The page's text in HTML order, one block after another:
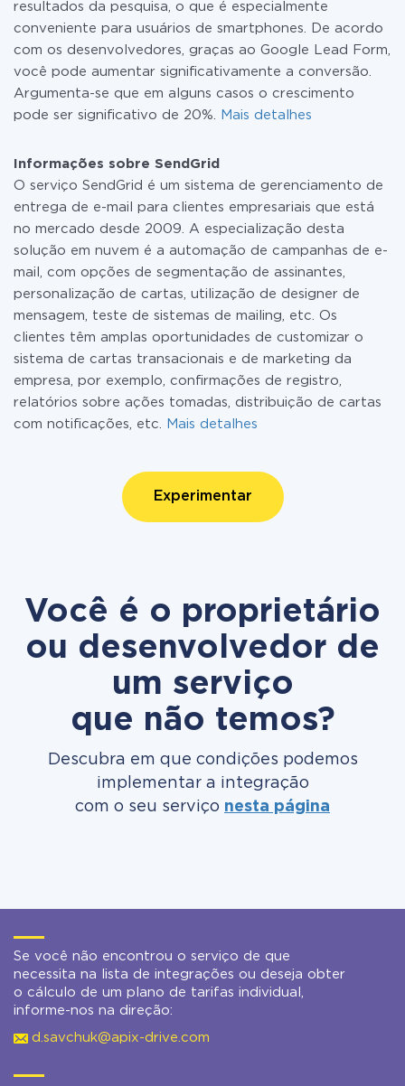
resultados da pesquisa, o que é especialmente
conveniente para usuários de smartphones. De acordo
com os desenvolvedores, graças ao Google Lead Form,
você pode aumentar significativamente a conversão.
Argumenta-se que em alguns casos o crescimento
pode ser significativo de 20%.
Mais detalhes
Informações sobre SendGrid
O serviço SendGrid é um sistema de gerenciamento de
entrega de e-mail para clientes empresariais que está
no mercado desde 2009. A especialização desta
solução em nuvem é a automação de campanhas de e-
mail, com opções de segmentação de assinantes,
personalização de cartas, utilização de designer de
mensagem, teste de sistemas de mailing, etc. Os
clientes têm amplas oportunidades de customizar o
sistema de cartas transacionais e de marketing da
empresa, por exemplo, confirmações de registro,
relatórios sobre ações tomadas, distribuição de cartas
com notificações, etc.
Mais detalhes
Experimentar
Você é o proprietário
ou desenvolvedor de
um serviço
que não temos?
Descubra em que condições podemos
implementar a integração
com o seu serviço nesta página
Se você não encontrou o serviço de que
necessita na lista de integrações ou deseja obter
o cálculo de um plano de tarifas individual,
informe-nos na direção:
d.savchuk@apix-drive.com